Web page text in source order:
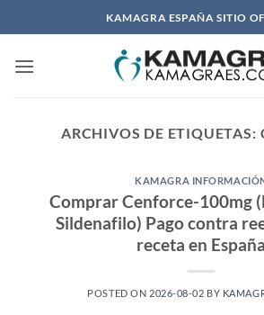
al
KAMAGRA ESPAÑA SITIO
ARCHIVOS DE ETIQUETAS:
KAMAGRA
Comprar Cenforce-100mg
Sildenafilo) Pago contra
receta en España
POSTED ON 2026-08-02 BY